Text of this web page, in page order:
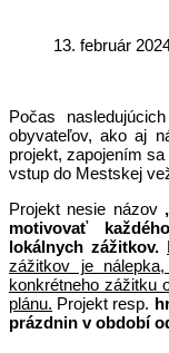
13. február
Počas
obyvateľov, ako aj
projekt, zapojením
vstup do Mestskej
Projekt nesie názov
motivovať
lokálnych zážitkov.
zážitkov je
konkrétneho zážitku
plánu. Projekt resp.
prázdnin v období